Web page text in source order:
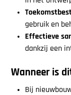
gebruik en
Effectieve
dankzij een
Wanneer is
Bij